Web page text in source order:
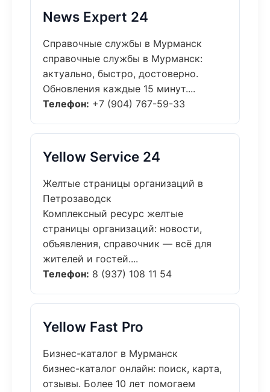
News Expert 24
Справочные службы в Мурманск
справочные службы в Мурманск:
актуально, быстро, достоверно.
Обновления каждые 15 минут....
Телефон: +7 (904) 767-59-33
Yellow Service 24
Желтые страницы организаций в
Петрозаводск
Комплексный ресурс желтые
страницы организаций: новости,
объявления, справочник — всё для
жителей и гостей....
Телефон: 8 (937) 108 11 54
Yellow Fast Pro
Бизнес-каталог в Мурманск
бизнес-каталог онлайн: поиск, карта,
отзывы. Более 10 лет помогаем